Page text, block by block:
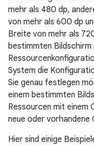
mehr als 480 dp,
von mehr als 600 dp
Breite von mehr als
bestimmten Bildschirm
System die
Sie genau festlegen
einem bestimmten
Ressourcen mit einem
neue oder vorhandene
Hier sind einige